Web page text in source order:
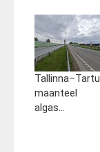
Tallinna–Tartu
maanteel
algas...